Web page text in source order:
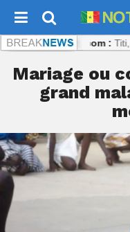
: Titi,
Mariage ou
grand